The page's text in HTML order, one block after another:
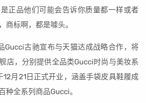
正品他们可能会告诉你质量都一样或者
商标啊，都是噱头。
Gucci古驰宣布与天猫达成战略合作，将
店，分别提供全品类Gucci时尚与美妆系
12月21日正式开业，涵盖手袋皮具鞋履成
种全系列商品Gucci。